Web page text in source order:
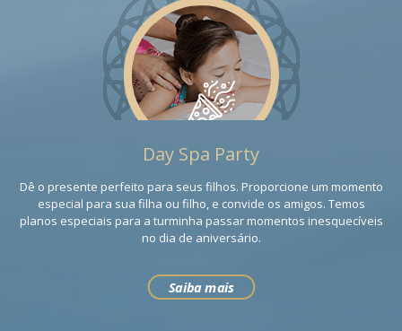
Day Spa Party
Dê o presente perfeito para seus filhos. Proporcione um momento
especial para sua filha ou filho, e convide os amigos. Temos
planos especiais para a turminha passar momentos inesquecíveis
no dia de aniversário.
Saiba mais